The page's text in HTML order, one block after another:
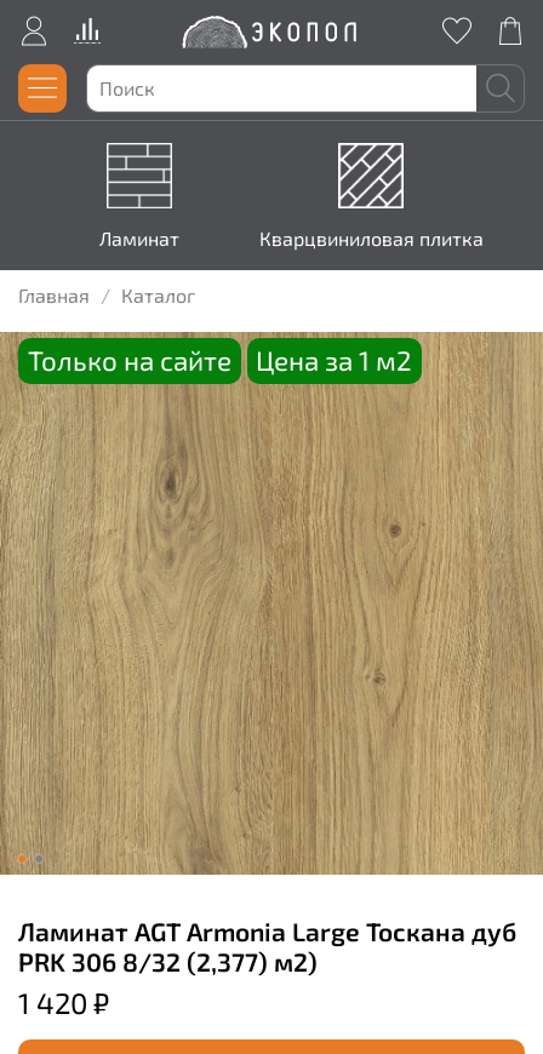
Ламинат Кварцвиниловая плитка
Главная Каталог
Только на сайте Цена за 1 м2
Ламинат AGT Armonia Large Тоскана дуб
PRK 306 8/32 (2,377) м2)
1 420 ₽